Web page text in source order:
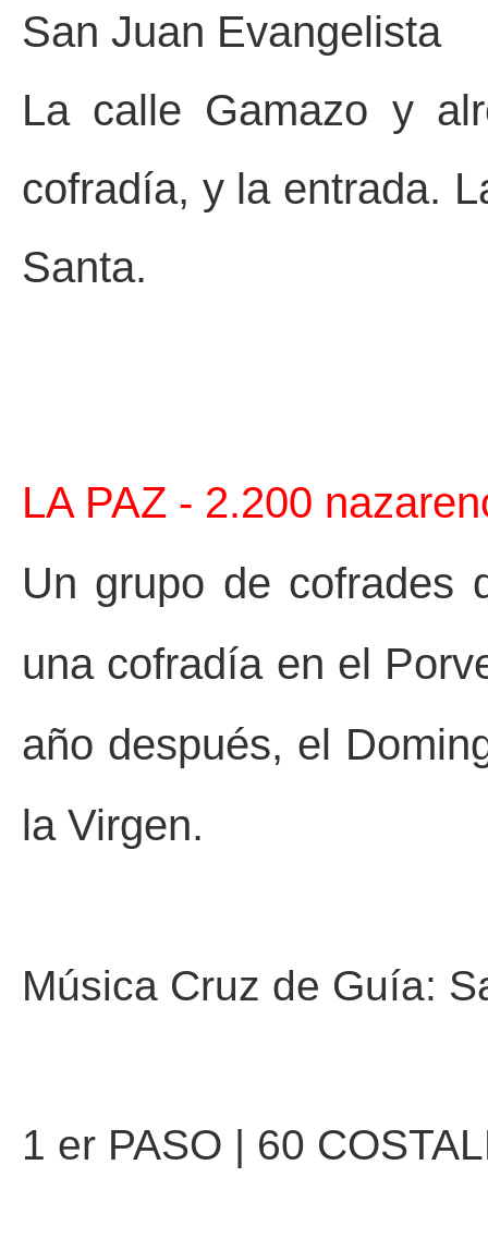
San Juan Evangelista
La calle Gamazo y
cofradía, y la entrada.
Santa.
LA PAZ - 2.200
Un grupo de cofrades
una cofradía en el
año después, el
la Virgen.
Música Cruz de Guía:
1 er PASO | 60